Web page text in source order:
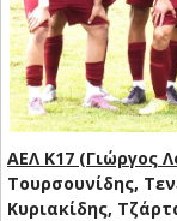
ΑΕΛ Κ17 (Γιώργος
Τουρσουνίδης,
Κυριακίδης,